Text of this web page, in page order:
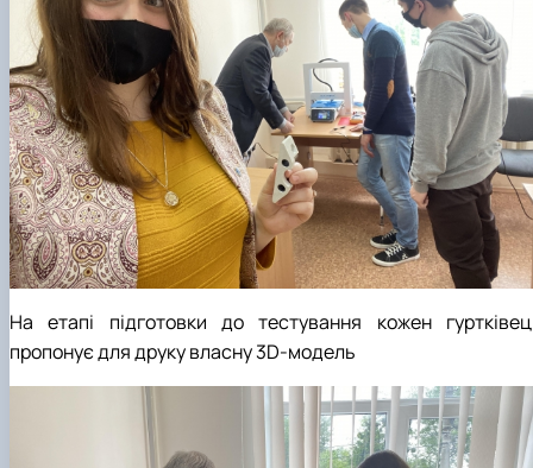
На етапі підготовки до тестування кожен
пропонує для друку власну 3D-модель